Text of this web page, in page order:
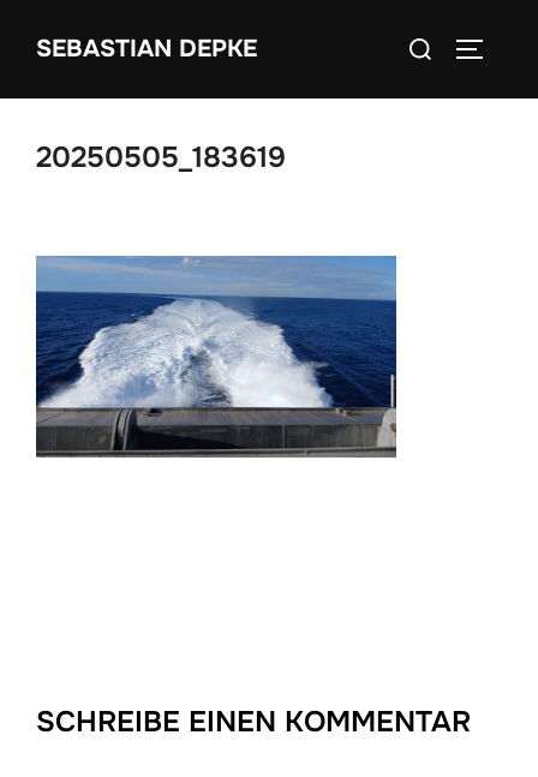
InhaltSEBASTIAN DEPKE
Suchen
20250505_183619
SCHREIBE EINEN KOMMENTAR